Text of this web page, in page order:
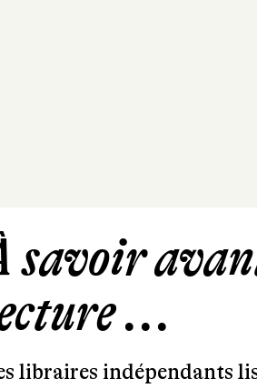
savoir
...
libraires indépendants